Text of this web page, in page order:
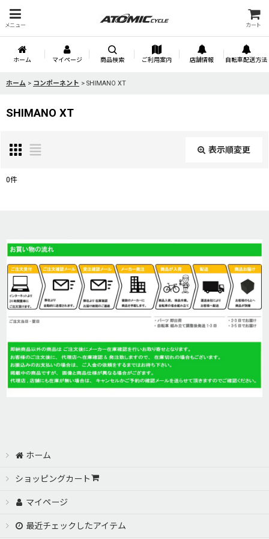
メニュー カート
ホーム マイページ 商品検索 ご利用案内 店舗情報 自転車配送方法
ホーム > コンポーネント > SHIMANO XT
SHIMANO XT
表示順変更
絞り込む
0件
ホーム
ショッピングカート
マイページ
最近チェックしたアイテム